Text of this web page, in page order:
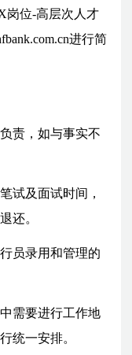
岗位-高层次人才
进行简
责，如与事实不
试及面试时间，
还。
员录用和管理的
需要进行工作地
统一安排。